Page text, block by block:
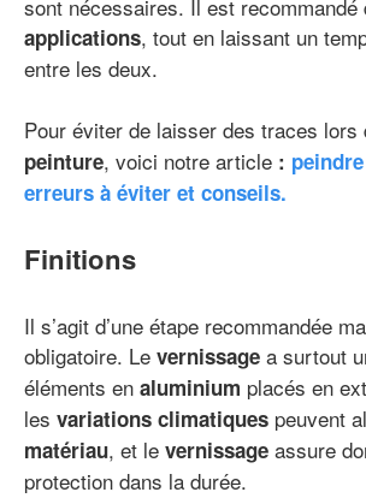
sont nécessaires. Il est recommandé
applications, tout en laissant un
entre les deux.
Pour éviter de laisser des traces lors
peinture, voici notre article :
erreurs à éviter et conseils.
Finitions
Il s’agit d’une étape recommandée
obligatoire. Le vernissage a surtout
éléments en aluminium placés en
les variations climatiques peuvent
matériau, et le vernissage assure
protection dans la durée.